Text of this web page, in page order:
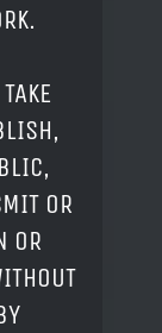
OR
OR